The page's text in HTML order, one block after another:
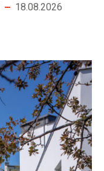
18.08.2026